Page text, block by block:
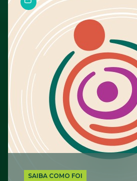
SAIBA COMO FOI
CONFIRA COMO FOI